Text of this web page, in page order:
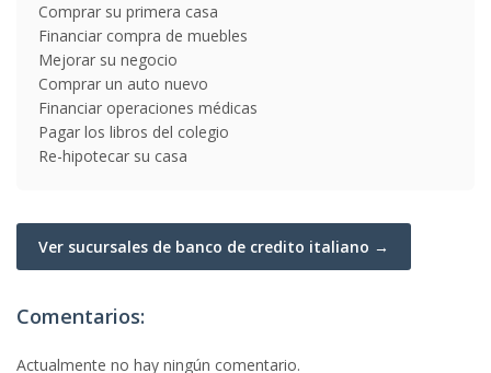
Comprar su primera casa
Financiar compra de muebles
Mejorar su negocio
Comprar un auto nuevo
Financiar operaciones médicas
Pagar los libros del colegio
Re-hipotecar su casa
Ver sucursales de banco de credito italiano →
Comentarios:
Actualmente no hay ningún comentario.